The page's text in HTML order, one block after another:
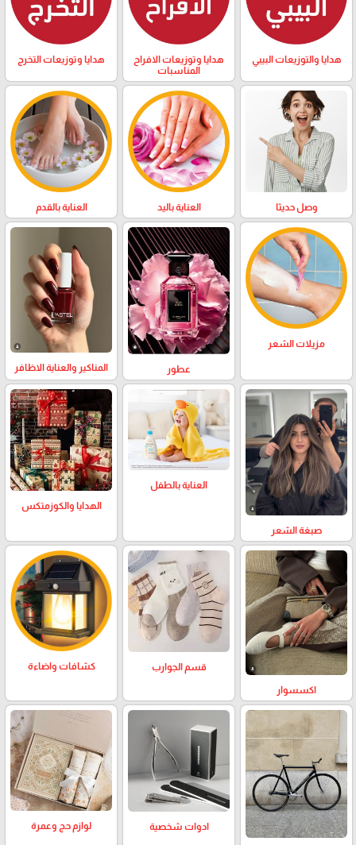
هدايا والتوزيعات البيبي
هدايا وتوزيعات الافراح
المناسبات
هدايا وتوزيعات التخرج
وصل حديثا العناية باليد العناية بالقدم
مزيلات الشعر
عطور المناكير والعناية الاظافر
صبغة الشعر
العناية بالطفل
الهدايا والكوزمتكس
اكسسوار
قسم الجوارب كشافات واضاءة
ادوات شخصية لوازم حج وعمرة